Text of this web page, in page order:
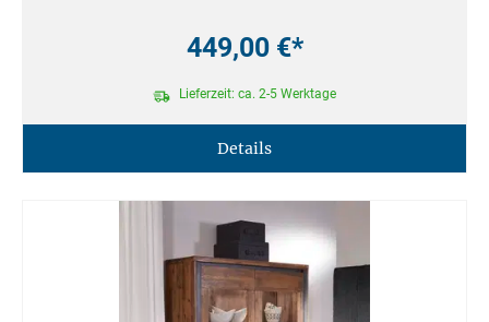
449,00 €*
Lieferzeit: ca. 2-5 Werktage
Details